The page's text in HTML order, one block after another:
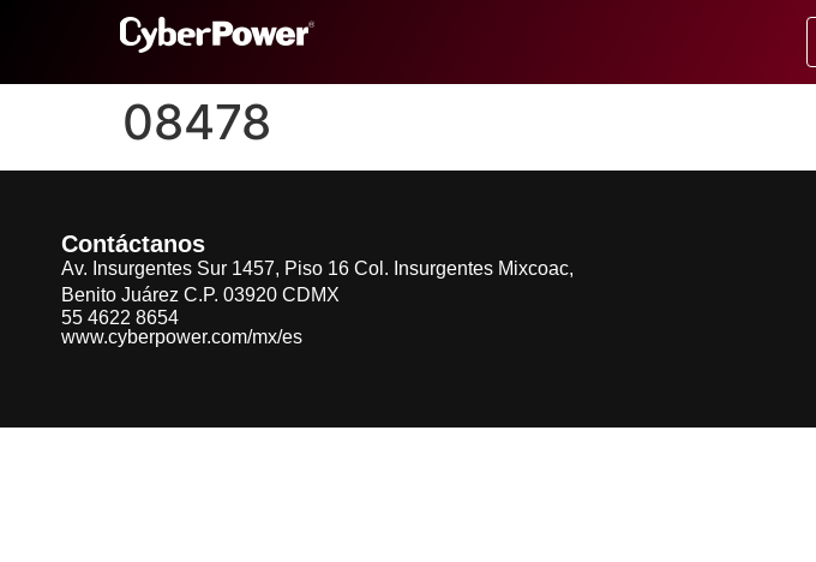
08478
Contáctanos
Av. Insurgentes Sur 1457, Piso 16 Col. Insurgentes Mixcoac,
Benito Juárez C.P. 03920 CDMX
55 4622 8654
www.cyberpower.com/mx/es